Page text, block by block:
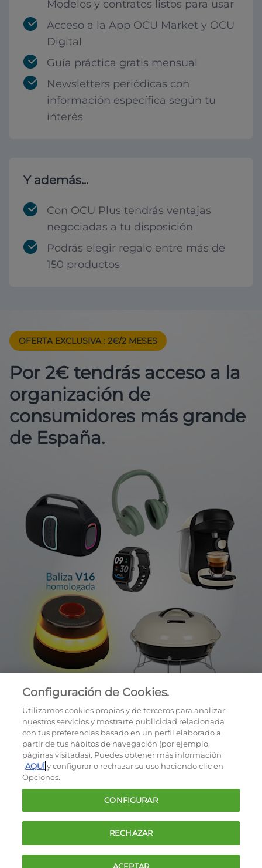
Modelos y contratos listos para usar
Acceso a la App OCU Market y OCU
Digital
Guía práctica gratis mensual
Newsletters periódicas con
información específica según tu
interés
Y además...
Con OCU Plus tendrás ventajas
negociadas a tu disposición
Podrás elegir regalo entre más de
150 productos
OFERTA EXCLUSIVA : 2€/2 MESES
Por 2€ tendrás acceso a la
organización de
consumidores más grande
de España.
Cookies
Política de privacidad
Términos y condiciones de la oferta
Contacto
FAQ
Configuración de Cookies.
Utilizamos cookies propias y de terceros para analizar
nuestros servicios y mostrarte publicidad relacionada
con tus preferencias basado en un perfil elaborado a
partir de tus hábitos de navegación (por ejemplo,
páginas visitadas). Puedes obtener más información
AQUÍy configurar o rechazar su uso haciendo clic en
Opciones.
CONFIGURAR
RECHAZAR